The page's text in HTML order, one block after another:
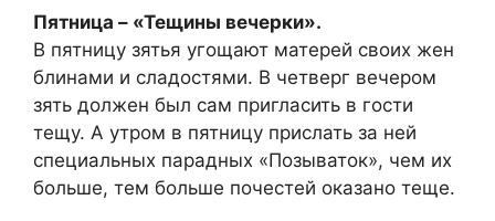
Пятница – «Тещины вечерки».
В пятницу зятья угощают матерей своих жен
блинами и сладостями. В четверг вечером
зять должен был сам пригласить в гости
тещу. А утром в пятницу прислать за ней
специальных парадных «Позываток», чем их
больше, тем больше почестей оказано теще.